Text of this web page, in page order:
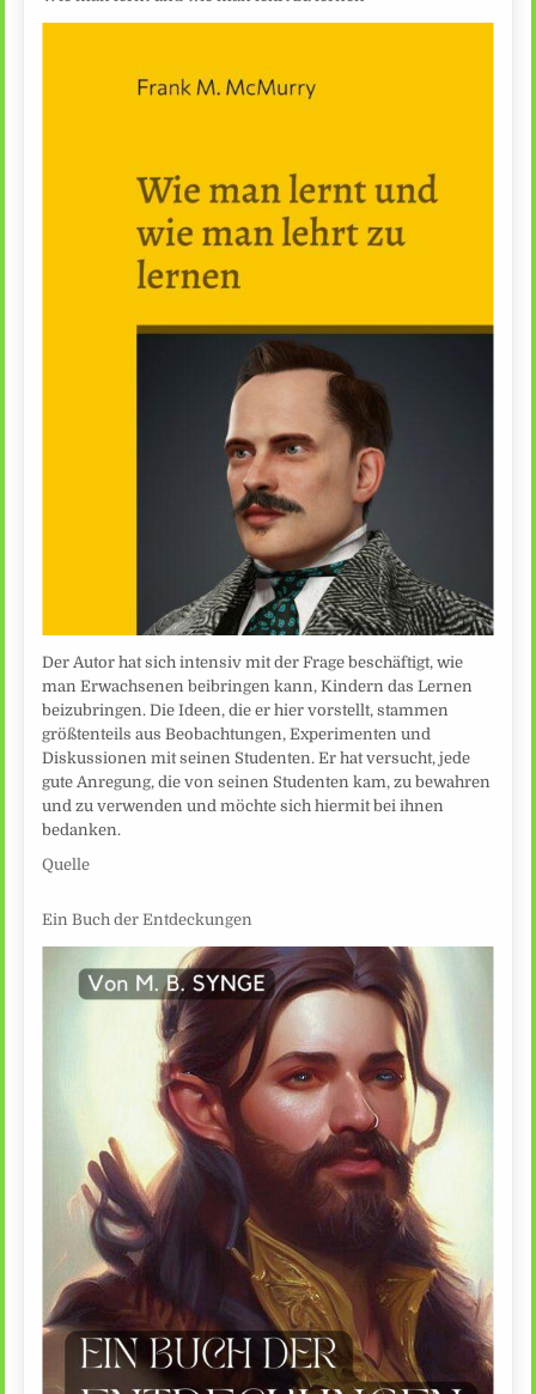
Der Autor hat sich intensiv mit der Frage beschäftigt, wie
man Erwachsenen beibringen kann, Kindern das Lernen
beizubringen. Die Ideen, die er hier vorstellt, stammen
größtenteils aus Beobachtungen, Experimenten und
Diskussionen mit seinen Studenten. Er hat versucht, jede
gute Anregung, die von seinen Studenten kam, zu bewahren
und zu verwenden und möchte sich hiermit bei ihnen
bedanken.
Quelle
Ein Buch der Entdeckungen